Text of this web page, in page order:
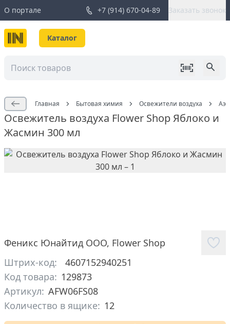
О портале +7 (914) 670-04-89 Заказать звонок
Каталог
Главная Бытовая химия Освежители воздуха
Освежитель воздуха Flower Shop Яблоко и
Жасмин 300 мл
Феникс Юнайтид ООО, Flower Shop
Штрих-код:
4607152940251
Код товара: 129873
Артикул: AFW06FS08
Количество в ящике: 12